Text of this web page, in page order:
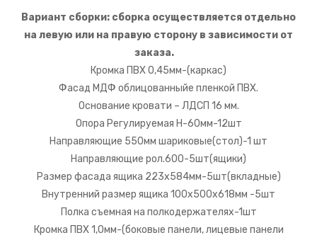
Вариант сборки: сборка осуществляется отдельно
на левую или на правую сторону в зависимости от
заказа.
Кромка ПВХ 0,45мм-(каркас)
Фасад МДФ облицованныйе пленкой ПВХ.
Основание кровати – ЛДСП 16 мм.
Опора Регулируемая Н-60мм-12шт
Направляющие 550мм шариковые(стол)-1 шт
Направляющие рол.600-5шт(ящики)
Размер фасада ящика 223х584мм-5шт(вкладные)
Внутренний размер ящика 100х500х618мм -5шт
Полка съемная на полкодержателях-1шт
Кромка ПВХ 1,0мм-(боковые панели, лицевые панели